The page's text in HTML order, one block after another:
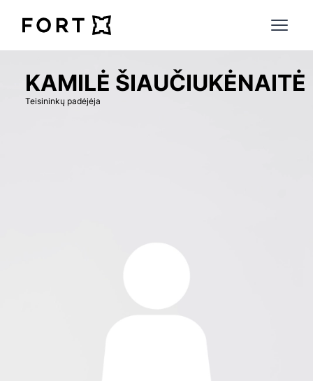
FortLegal
Open
KAMILĖ ŠIAUČIUKĖNAITĖ
Teisininkų padėjėja